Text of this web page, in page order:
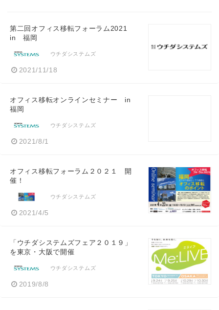
第二回オフィス移転フォーラム2021
in 福岡
ウチダシステムズ
2021/11/18
オフィス移転オンラインセミナー in
福岡
ウチダシステムズ
2021/8/1
オフィス移転フォーラム２０２１ 開
催！
ウチダシステムズ
2021/4/5
「ウチダシステムズフェア２０１９」
を東京・大阪で開催
ウチダシステムズ
2019/8/8